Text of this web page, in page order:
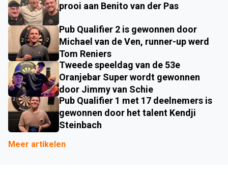
prooi aan Benito van der Pas
Pub Qualifier 2 is gewonnen door
Michael van de Ven, runner-up werd
Tom Reniers
Tweede speeldag van de 53e
Oranjebar Super wordt gewonnen
door Jimmy van Schie
Pub Qualifier 1 met 17 deelnemers is
gewonnen door het talent Kendji
Steinbach
Meer artikelen